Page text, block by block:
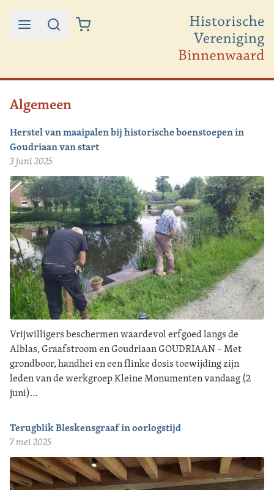
Ga naar de inhoud
Algemeen
Herstel van maaipalen bij historische boenstoepen in
Goudriaan van start
3 juni 2025
Vrijwilligers beschermen waardevol erfgoed langs de
Alblas, Graafstroom en Goudriaan GOUDRIAAN – Met
grondboor, handhei en een flinke dosis toewijding zijn
leden van de werkgroep Kleine Monumenten vandaag (2
juni)…
Terugblik Bleskensgraaf in oorlogstijd
7 mei 2025